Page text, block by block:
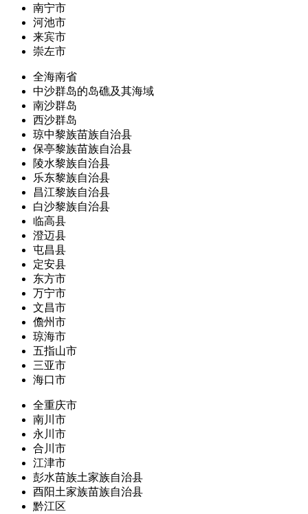
南宁市
河池市
来宾市
崇左市
全海南省
中沙群岛的岛礁及其海域
南沙群岛
西沙群岛
琼中黎族苗族自治县
保亭黎族苗族自治县
陵水黎族自治县
乐东黎族自治县
昌江黎族自治县
白沙黎族自治县
临高县
澄迈县
屯昌县
定安县
东方市
万宁市
文昌市
儋州市
琼海市
五指山市
三亚市
海口市
全重庆市
南川市
永川市
合川市
江津市
彭水苗族土家族自治县
酉阳土家族苗族自治县
黔江区